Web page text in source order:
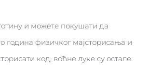
и можете покушати да
година физичког мајсторисања и
код, воћне луке су остале